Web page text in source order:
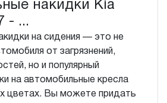
накидки Kia
- ...
на сидения — это не
от загрязнений,
но и популярный
на автомобильные кресла
цветах. Вы можете придать